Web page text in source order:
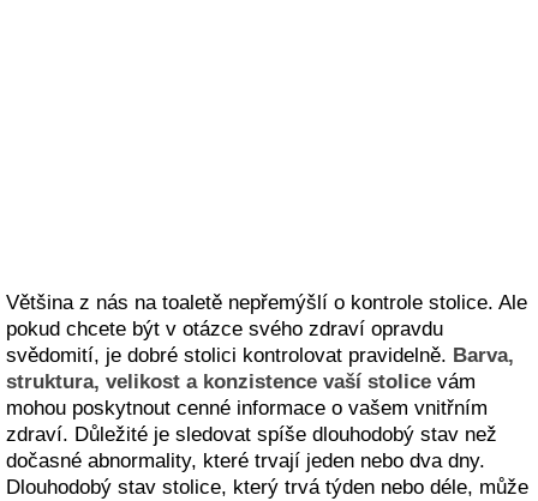
Většina z nás na toaletě nepřemýšlí o kontrole stolice. Ale
pokud chcete být v otázce svého zdraví opravdu
svědomití, je dobré stolici kontrolovat pravidelně. Barva,
struktura, velikost a konzistence vaší stolice vám
mohou poskytnout cenné informace o vašem vnitřním
zdraví. Důležité je sledovat spíše dlouhodobý stav než
dočasné abnormality, které trvají jeden nebo dva dny.
Dlouhodobý stav stolice, který trvá týden nebo déle, může